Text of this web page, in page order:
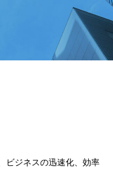
ビジネスの迅速化、効率